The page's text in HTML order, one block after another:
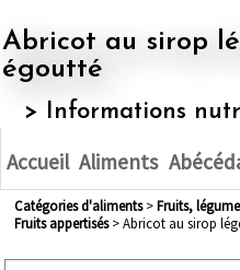
Abricot au sirop léger, appertisé,
égoutté
> Informations
Accueil Aliments
Catégories d'aliments> fruits,
fruits appertisés> Abricot au sirop